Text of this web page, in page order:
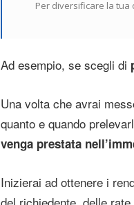
Per diversificare la tua
Ad esempio, se scegli di
Una volta che avrai
quanto e quando
venga prestata
Inizierai ad ottenere i